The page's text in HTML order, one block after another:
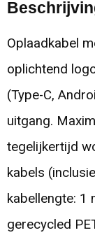
Oplaadkabel
oplichtend
(Type-C,
uitgang.
tegelijkertijd
kabels
kabellengte: 1
gerecycled